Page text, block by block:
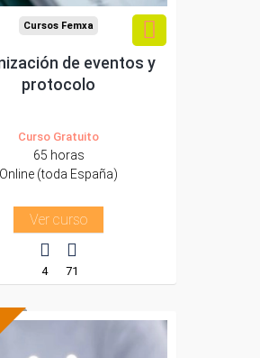
Cursos Femxa
de eventos y
protocolo
Curso Gratuito
65 horas
Online (toda España)
Ver curso
4 71